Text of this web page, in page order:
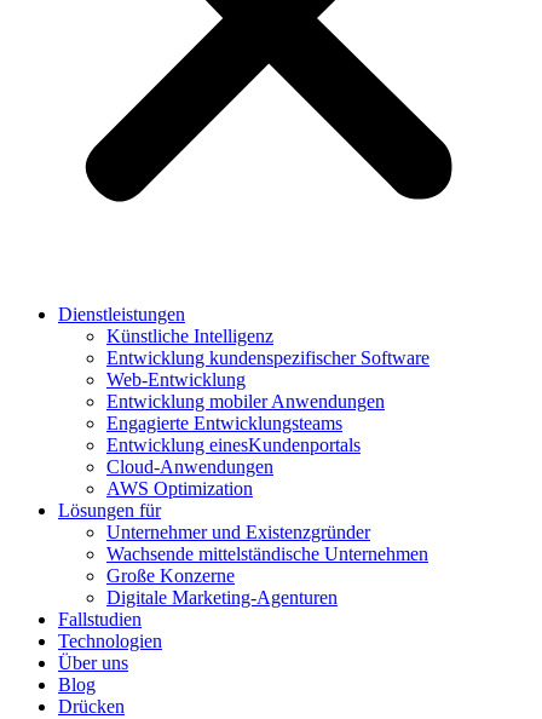
Dienstleistungen
Künstliche Intelligenz
Entwicklung kundenspezifischer Software
Web-Entwicklung
Entwicklung mobiler Anwendungen
Engagierte Entwicklungsteams
Entwicklung einesKundenportals
Cloud-Anwendungen
AWS Optimization
Lösungen für
Unternehmer und Existenzgründer
Wachsende mittelständische Unternehmen
Große Konzerne
Digitale Marketing-Agenturen
Fallstudien
Technologien
Über uns
Blog
Drücken